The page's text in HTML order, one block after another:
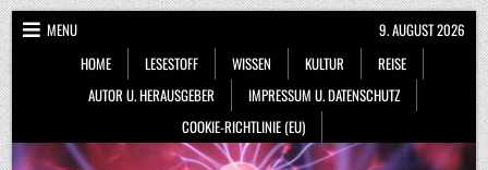
Skip
to
content
MENU
HOME
LESESTOFF WISSEN KULTUR
REISE
AUTOR U. HERAUSGEBER
IMPRESSUM U. DATENSCHUTZ
COOKIE-RICHTLINIE (EU)
9. AUGUST 2026